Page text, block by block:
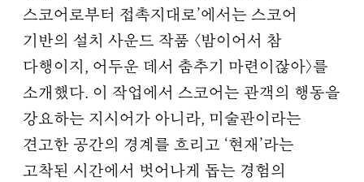
스코어로부터 접촉지대로’에서는 스코어
기반의 설치 사운드 작품 〈밤이어서 참
다행이지, 어두운 데서 춤추기 마련이잖아〉를
소개했다. 이 작업에서 스코어는 관객의 행동을
강요하는 지시어가 아니라, 미술관이라는
견고한 공간의 경계를 흐리고 ‘현재’라는
고착된 시간에서 벗어나게 돕는 경험의